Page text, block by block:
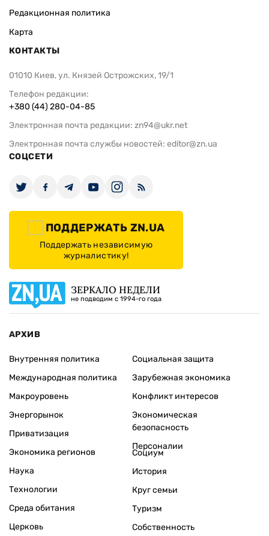
Редакционная политика
Карта
КОНТАКТЫ
01010 Киев, ул. Князей Острожских, 19/1
Телефон редакции:
+380 (44) 280-04-85
Электронная почта редакции: zn94@ukr.net
Электронная почта службы новостей: editor@zn.ua
СОЦСЕТИ
ПОДДЕРЖАТЬ ZN.UA
Поддержать независимую
журналистику!
ЗЕРКАЛО НЕДЕЛИ
не подводим с 1994-го года
АРХИВ
Внутренняя политика
Международная политика
Макроуровень
Энергорынок
Приватизация
Экономика регионов
Социальная защита
Зарубежная экономика
Конфликт интересов
Экономическая
безопасность
Персоналии
Наука
Технологии
Среда обитания
Церковь
Социум
История
Круг семьи
Туризм
Собственность